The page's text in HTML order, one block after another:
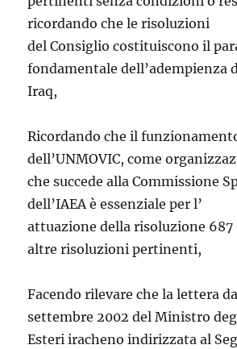
ricordando che le risoluzioni
del Consiglio costituiscono il
fondamentale dell’adempienza
Iraq,
Ricordando che il
dell’UNMOVIC, come
che succede alla Commissione
dell’IAEA è essenziale per l’
attuazione della risoluzione 687
altre risoluzioni pertinenti,
Facendo rilevare che la lettera
settembre 2002 del Ministro
Esteri iracheno indirizzata al